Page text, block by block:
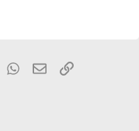
TumblrWhatsApp
EmailLink